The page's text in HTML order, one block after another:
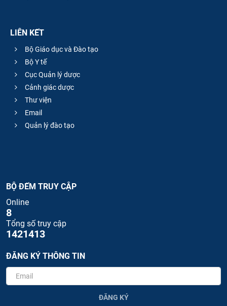
LIÊN KẾT
Bộ Giáo dục và Đào tạo
Bộ Y tế
Cục Quản lý dược
Cảnh giác dược
Thư viện
Email
Quản lý đào tạo
BỘ ĐẾM TRUY CẬP
Online
8
Tổng số truy cập
1421413
ĐĂNG KÝ THÔNG TIN
ĐĂNG KÝ